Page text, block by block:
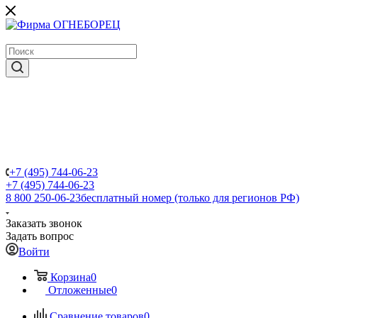
+7 (495) 744-06-23
+7 (495) 744-06-23
8 800 250-06-23бесплатный номер (только для регионов РФ)
Заказать звонок
Задать вопрос
Войти
Корзина0
Отложенные0